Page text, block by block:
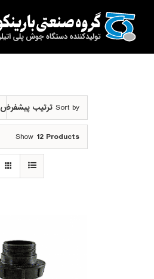
content
Sort by ترتیب پیشفرض
Show 12 Products